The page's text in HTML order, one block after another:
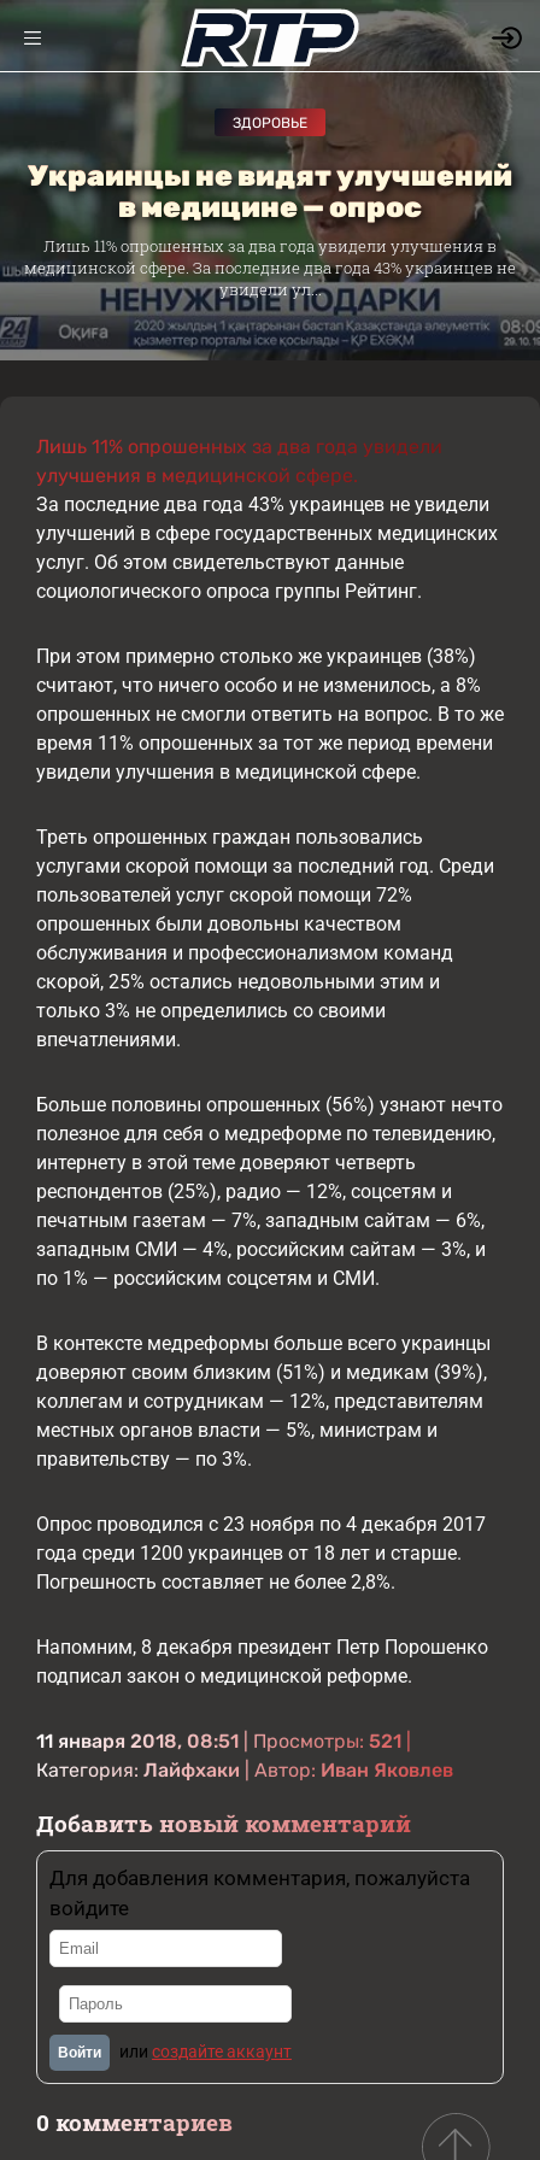
ЗДОРОВЬЕ
Украинцы не видят улучшений
в медицине — опрос
Лишь 11% опрошенных за два года увидели улучшения в
медицинской сфере. За последние два года 43% украинцев не
увидели ул...
Лишь 11% опрошенных за два года увидели
улучшения в медицинской сфере.
За последние два года 43% украинцев не увидели
улучшений в сфере государственных медицинских
услуг. Об этом свидетельствуют данные
социологического опроса группы Рейтинг.
При этом примерно столько же украинцев (38%)
считают, что ничего особо и не изменилось, а 8%
опрошенных не смогли ответить на вопрос. В то же
время 11% опрошенных за тот же период времени
увидели улучшения в медицинской сфере.
Треть опрошенных граждан пользовались
услугами скорой помощи за последний год. Среди
пользователей услуг скорой помощи 72%
опрошенных были довольны качеством
обслуживания и профессионализмом команд
скорой, 25% остались недовольными этим и
только 3% не определились со своими
впечатлениями.
Больше половины опрошенных (56%) узнают нечто
полезное для себя о медреформе по телевидению,
интернету в этой теме доверяют четверть
респондентов (25%), радио — 12%, соцсетям и
печатным газетам — 7%, западным сайтам — 6%,
западным СМИ — 4%, российским сайтам — 3%, и
по 1% — российским соцсетям и СМИ.
В контексте медреформы больше всего украинцы
доверяют своим близким (51%) и медикам (39%),
коллегам и сотрудникам — 12%, представителям
местных органов власти — 5%, министрам и
правительству — по 3%.
Опрос проводился с 23 ноября по 4 декабря 2017
года среди 1200 украинцев от 18 лет и старше.
Погрешность составляет не более 2,8%.
Напомним, 8 декабря президент Петр Порошенко
подписал закон о медицинской реформе.
11 января 2018, 08:51 | Просмотры: 521
Категория: Лайфхаки | Автор: Иван Яковлев
Добавить новый комментарий
Для добавления комментария, пожалуйста
войдите
Войти или создайте аккаунт
0 комментариев